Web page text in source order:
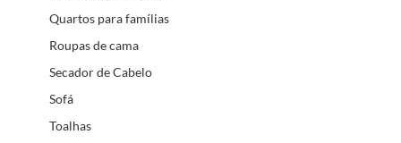
Quartos para famílias
Roupas de cama
Secador de Cabelo
Sofá
Toalhas